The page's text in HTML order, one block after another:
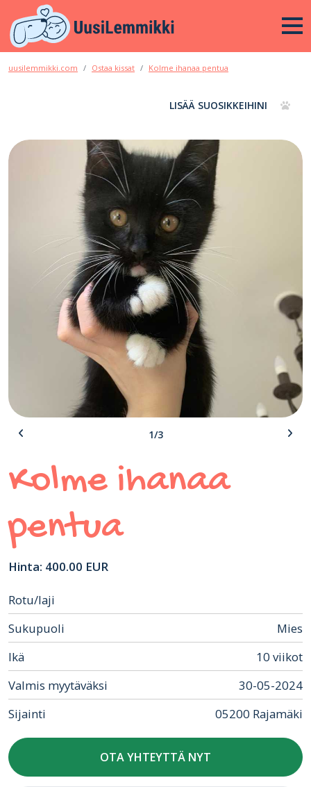
uusilemmikki.com Ostaa kissat Kolme ihanaa pentua
LISÄÄ SUOSIKKEIHINI
1/3
Kolme ihanaa
pentua
Hinta: 400.00 EUR
Rotu/laji
Sukupuoli
Mies
Ikä
10 viikot
Valmis myytäväksi
30-05-2024
Sijainti
05200 Rajamäki
OTA YHTEYTTÄ NYT